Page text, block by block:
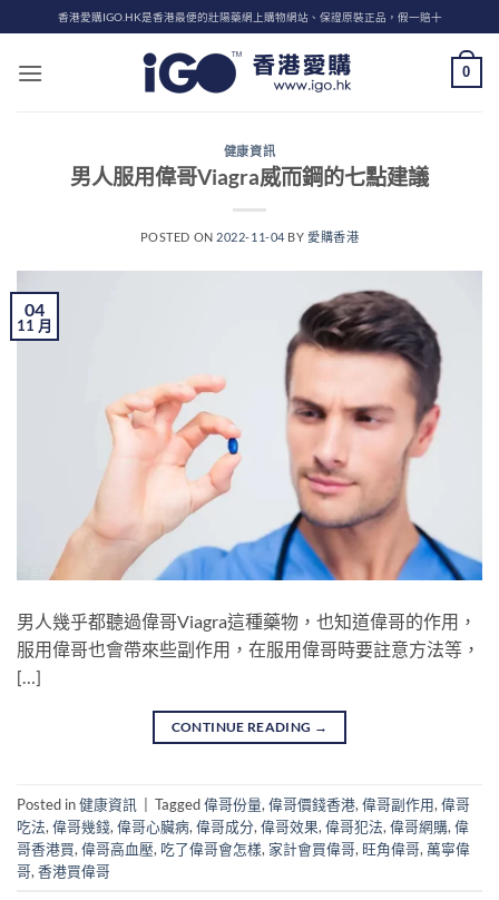
to
content
香港愛購IGO.HK是香港最便的壯陽藥網上購物網站、保證原裝正品，假一賠十
0
健康資訊
男人服用偉哥Viagra威而鋼的七點建議
POSTED ON 2022-11-04 BY愛購香港
04
11 月
男人幾乎都聽過偉哥Viagra這種藥物，也知道偉哥的作用，
服用偉哥也會帶來些副作用，在服用偉哥時要註意方法等，
[…]
CONTINUE READING →
Posted in健康資訊 Tagged偉哥份量, 偉哥價錢香港, 偉哥副作用, 偉哥
吃法, 偉哥幾錢, 偉哥心臟病, 偉哥成分, 偉哥效果, 偉哥犯法, 偉哥網購, 偉
哥香港買, 偉哥高血壓, 吃了偉哥會怎樣, 家計會買偉哥, 旺角偉哥, 萬寧偉
哥, 香港買偉哥